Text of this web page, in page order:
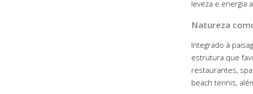
leveza e energia
Natureza
Integrado à
estrutura que
restaurantes,
beach tennis,